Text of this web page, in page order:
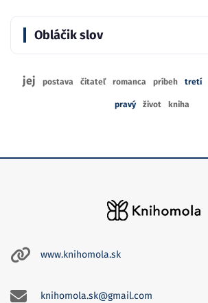
Obláčik slov
jej postava čitateľ romanca príbeh tretí
pravý život kniha
www.knihomola.sk
knihomola.sk@gmail.com